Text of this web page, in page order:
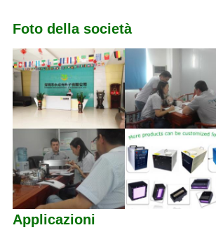
Foto della società
Applicazioni